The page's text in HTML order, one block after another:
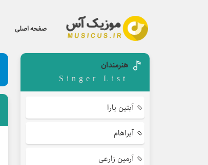
صفحه اصلی
هنرمندان
Singer List
آبتین یارا
آبراهام
آرمین زارعی